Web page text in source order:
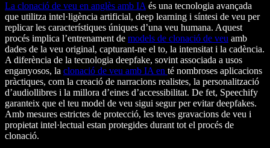
La clonació de veu en anglès amb IA és una tecnologia avançada
que utilitza intel·ligència artificial, deep learning i síntesi de veu per
replicar les característiques úniques d’una veu humana. Aquest
procés implica l’entrenament de models de clonació de veu amb
dades de la veu original, capturant-ne el to, la intensitat i la cadència.
A diferència de la tecnologia deepfake, sovint associada a usos
enganyosos, la clonació de veu amb IA en té nombroses aplicacions
pràctiques, com la creació de narracions realistes, la personalització
d’audiollibres i la millora d’eines d’accessibilitat. De fet, Speechify
garanteix que el teu model de veu sigui segur per evitar deepfakes.
Amb mesures estrictes de protecció, les teves gravacions de veu i
propietat intel·lectual estan protegides durant tot el procés de
clonació.